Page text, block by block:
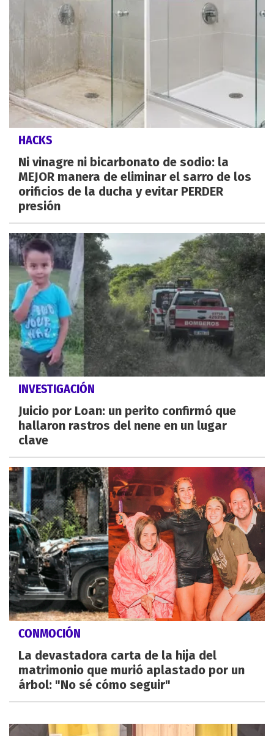
HACKS
Ni vinagre ni bicarbonato de sodio: la
MEJOR manera de eliminar el sarro de los
orificios de la ducha y evitar PERDER
presión
INVESTIGACIÓN
Juicio por Loan: un perito confirmó que
hallaron rastros del nene en un lugar
clave
CONMOCIÓN
La devastadora carta de la hija del
matrimonio que murió aplastado por un
árbol: "No sé cómo seguir"